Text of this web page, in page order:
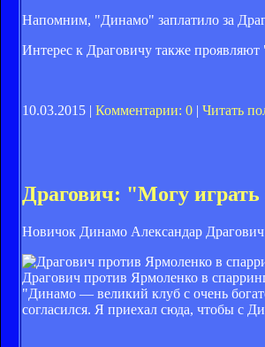
Напомним, "Динамо" заплатило за
Интерес к Драговичу также
10.03.2015 | Комментарии: 0 | Читать
Драгович: "Могу играть
Новичок Динамо Александар Драгович
Драгович против Ярмоленко в
"Динамо — великий клуб с очень
согласился. Я приехал сюда, чтобы с